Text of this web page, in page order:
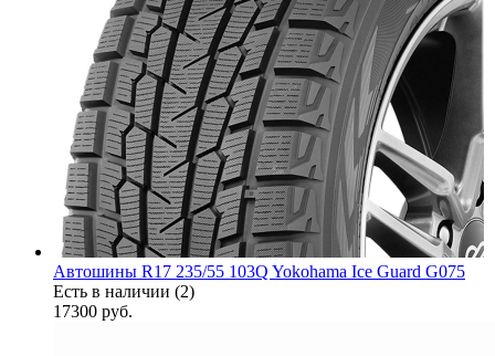
Автошины R17 235/55 103Q Yokohama Ice Guard G075
Есть в наличии (2)
17300 руб.